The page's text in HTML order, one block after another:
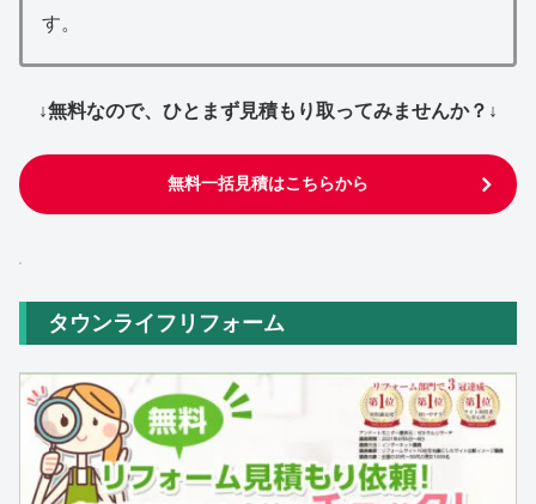
す。
↓無料なので、ひとまず見積もり取ってみませんか？↓
無料一括見積はこちらから
タウンライフリフォーム